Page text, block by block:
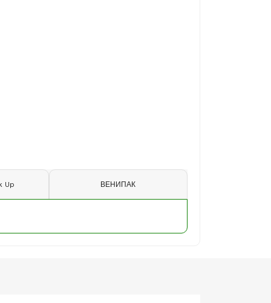
Up ВЕНИПАК